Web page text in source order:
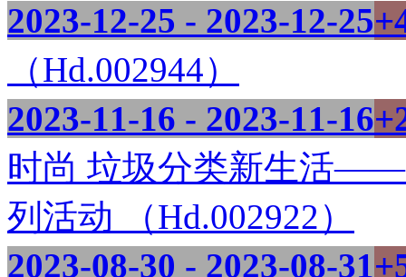
2023-12-25 - 2023-12-25
（Hd.002944）
2023-11-16 - 2023-11-16
时尚 垃圾分类新生活——
列活动 （Hd.002922）
2023-08-30 - 2023-08-31